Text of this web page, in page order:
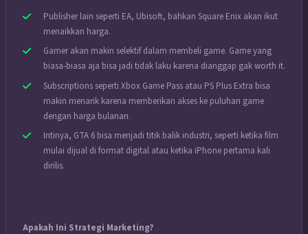
Publisher lain seperti EA, Ubisoft, bahkan Square Enix akan ikut
menaikkan harga.
Gamer akan makin selektif dalam membeli game. Game yang
biasa-biasa aja bisa jadi tidak laku karena dianggap gak worth it.
Subscriptions seperti Xbox Game Pass atau PS Plus Extra bisa
makin menarik karena memberikan akses ke puluhan game
dengan harga bulanan.
Intinya, GTA 6 bisa menjadi titik balik industri, seperti ketika film
mulai dijual di format digital atau ketika iPhone pertama kali
dirilis.
Apakah Ini Strategi Marketing?